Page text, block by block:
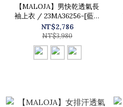
【MALOJA】男快乾透氣長
袖上衣 / 23MA36256-[藍、
綠、黑]
NT$2,786
NT$3,980